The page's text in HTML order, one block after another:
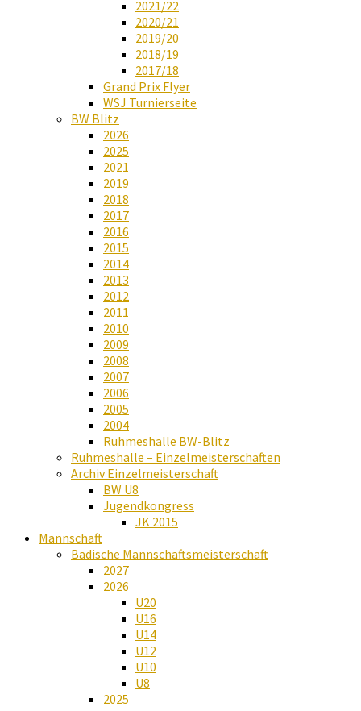
2021/22
2020/21
2019/20
2018/19
2017/18
Grand Prix Flyer
WSJ Turnierseite
BW Blitz
2026
2025
2021
2019
2018
2017
2016
2015
2014
2013
2012
2011
2010
2009
2008
2007
2006
2005
2004
Ruhmeshalle BW-Blitz
Ruhmeshalle – Einzelmeisterschaften
Archiv Einzelmeisterschaft
BW U8
Jugendkongress
JK 2015
Mannschaft
Badische Mannschaftsmeisterschaft
2027
2026
U20
U16
U14
U12
U10
U8
2025